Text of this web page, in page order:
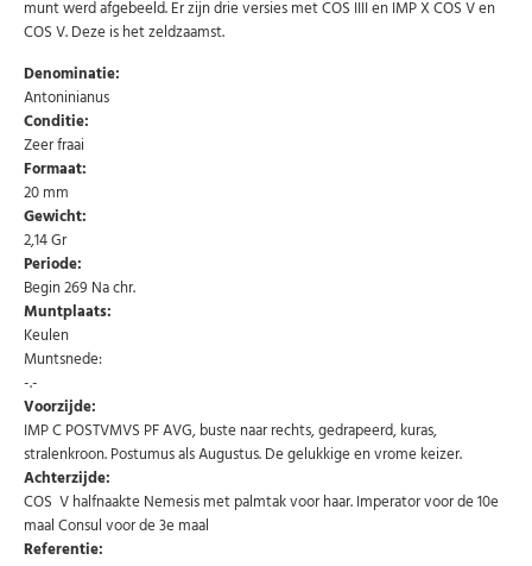
Abonneer u op onze nieuwsbrief
munt werd afgebeeld. Er zijn drie versies met COS IIII en IMP X COS V en
COS V. Deze is het zeldzaamst.
Denominatie:
Antoninianus
Conditie:
Zeer fraai
Formaat:
20 mm
Gewicht:
2,14 Gr
Periode:
Begin 269 Na chr.
Muntplaats:
Keulen
Muntsnede:
-.-
Voorzijde:
IMP C POSTVMVS PF AVG, buste naar rechts, gedrapeerd, kuras,
stralenkroon. Postumus als Augustus. De gelukkige en vrome keizer.
Achterzijde:
COS V halfnaakte Nemesis met palmtak voor haar. Imperator voor de 10e
maal Consul voor de 3e maal
Referentie: